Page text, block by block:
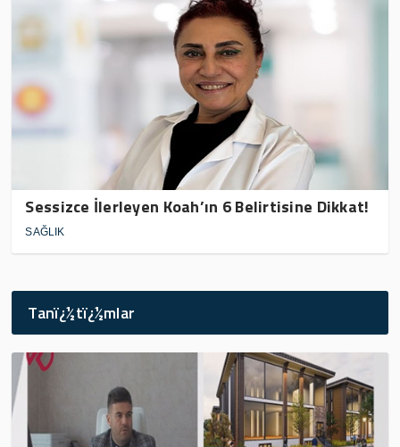
Sessizce İlerleyen Koah’ın 6 Belirtisine Dikkat!
SAĞLIK
Tanï¿½tï¿½mlar